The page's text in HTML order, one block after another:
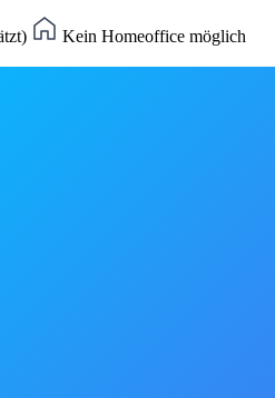
Kein Homeoffice möglich